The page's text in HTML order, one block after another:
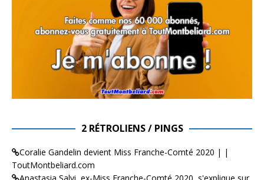
2 RÉTROLIENS / PINGS
Coralie Gandelin devient Miss Franche-Comté 2020 | |
ToutMontbeliard.com